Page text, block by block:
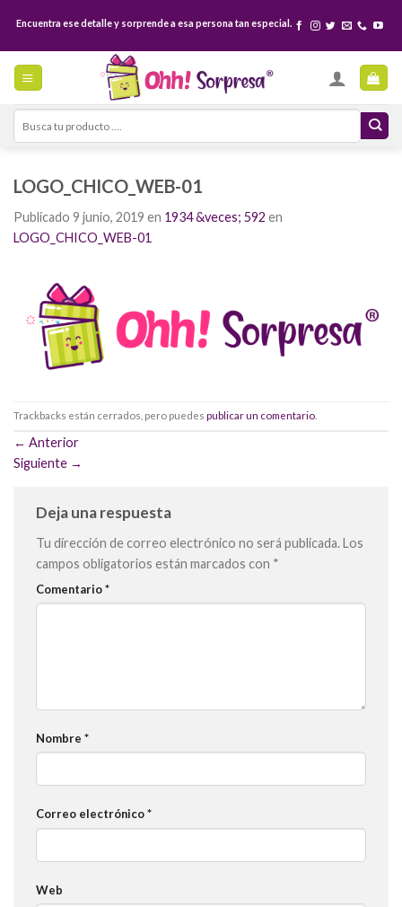
content
Encuentra ese detalle y sorprende a esa persona tan especial.
Search
for:
LOGO_CHICO_WEB-01
Publicado 9 junio, 2019 en 1934 &veces; 592 en
LOGO_CHICO_WEB-01
Trackbacks están cerrados, pero puedes publicar un comentario
← Anterior
Siguiente →
Deja una respuesta
Tu dirección de correo electrónico no será publicada.Los
campos obligatorios están marcados con *
Comentario*
Nombre *
Correo electrónico*
Web